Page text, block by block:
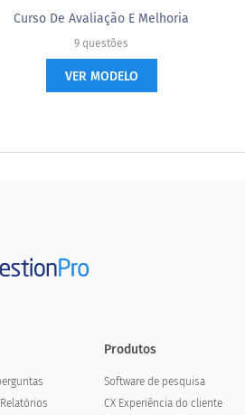
select your age category
de 18 anos
select your ethnicity
Curso De Avaliação E Melhoria
9 questões
VER MODELO
Produtos
Software de pesquisa
CX Experiência do cliente